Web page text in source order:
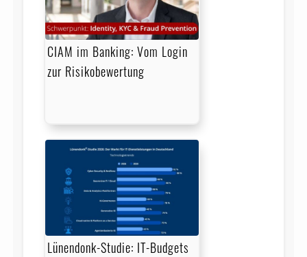
CIAM im Banking: Vom Login
zur Risikobewertung
Lünendonk-Studie: IT-Budgets